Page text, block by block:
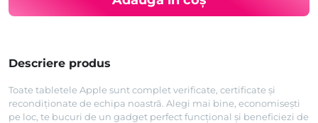
Descriere produs
Toate tabletele Apple sunt complet verificate, certificate și
recondiționate de echipa noastră. Alegi mai bine, economisești
pe loc, te bucuri de un gadget perfect funcțional și beneficiezi de